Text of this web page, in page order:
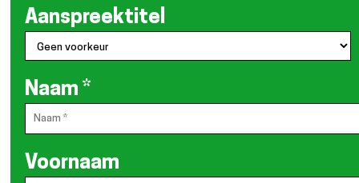
Aanspreektitel
Naam *
Voornaam